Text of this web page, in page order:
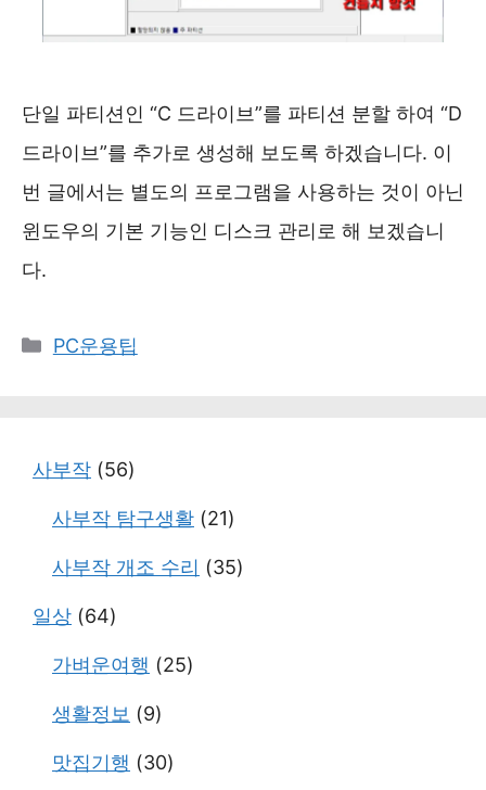
단일 파티션인 “C 드라이브”를 파티션 분할 하여 “D
드라이브”를 추가로 생성해 보도록 하겠습니다. 이
번 글에서는 별도의 프로그램을 사용하는 것이 아닌
윈도우의 기본 기능인 디스크 관리로 해 보겠습니
다.
카
PC운용팁
사부작 (56)
사부작 탐구생활 (21)
사부작 개조 수리 (35)
일상 (64)
가벼운여행 (25)
생활정보 (9)
맛집기행 (30)